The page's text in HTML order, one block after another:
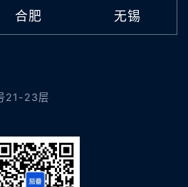
合肥 无锡
21-23层